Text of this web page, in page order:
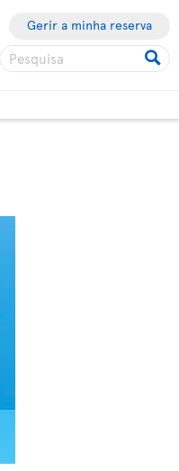
Gerir a minha reserva